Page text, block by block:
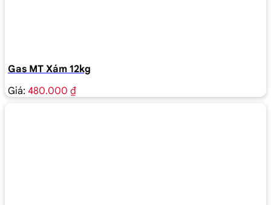
Gas MT Xám 12kg
Giá: 480.000 ₫